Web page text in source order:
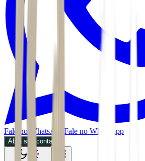
Fale no WhatsApp Fale no WhatsApp
Abra sua conta